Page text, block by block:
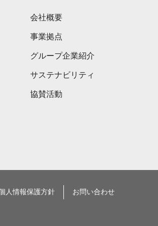
会社概要
事業拠点
グループ企業紹介
サステナビリティ
協賛活動
人情報保護方針 お問い合わせ